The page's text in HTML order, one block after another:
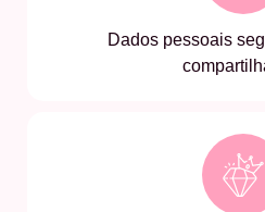
Dados pessoais